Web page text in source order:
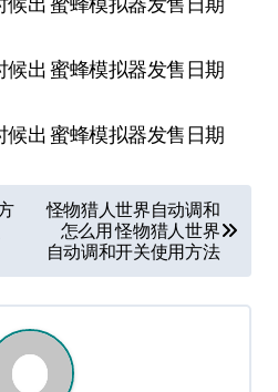
怪物猎人世界自动调和
怎么用 怪物猎人世界
自动调和开关使用方法